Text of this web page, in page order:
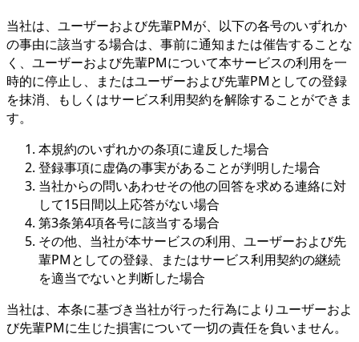
当社は、ユーザーおよび先輩PMが、以下の各号のいずれか
の事由に該当する場合は、事前に通知または催告することな
く、ユーザーおよび先輩PMについて本サービスの利用を一
時的に停止し、またはユーザーおよび先輩PMとしての登録
を抹消、もしくはサービス利用契約を解除することができま
す。
本規約のいずれかの条項に違反した場合
登録事項に虚偽の事実があることが判明した場合
当社からの問いあわせその他の回答を求める連絡に対
して15日間以上応答がない場合
第3条第4項各号に該当する場合
その他、当社が本サービスの利用、ユーザーおよび先
輩PMとしての登録、またはサービス利用契約の継続
を適当でないと判断した場合
当社は、本条に基づき当社が行った行為によりユーザーおよ
び先輩PMに生じた損害について一切の責任を負いません。